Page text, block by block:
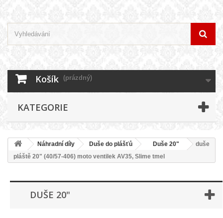
Košík (prázdný)
KATEGORIE
Náhradní díly Duše do plášťů Duše 20"
duše
pláště 20" (40/57-406) moto ventilek AV35, Slime tmel
DUŠE 20"